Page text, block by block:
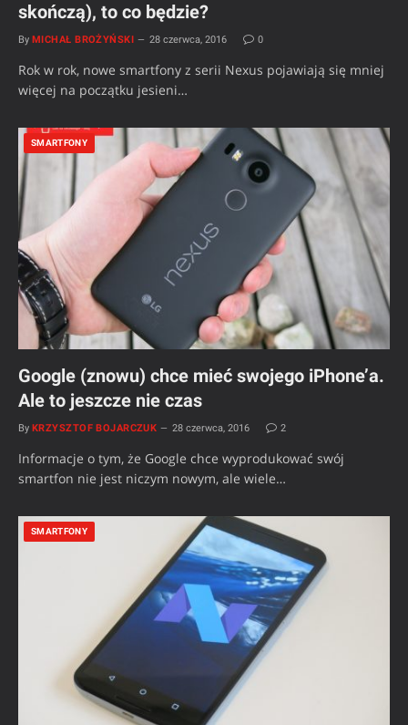
skończą), to co będzie?
By MICHAŁ BROŻYŃSKI 28 czerwca, 2016 0
Rok w rok, nowe smartfony z serii Nexus pojawiają się mniej
więcej na początku jesieni…
SMARTFONY
Google (znowu) chce mieć swojego iPhone’a.
Ale to jeszcze nie czas
By KRZYSZTOF BOJARCZUK 28 czerwca, 2016 2
Informacje o tym, że Google chce wyprodukować swój
smartfon nie jest niczym nowym, ale wiele…
SMARTFONY